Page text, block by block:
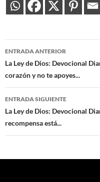
Navegación
de
entradas
ENTRADA ANTERIOR
La Ley de Dios: Devocional
corazón y no te apoyes...
ENTRADA SIGUIENTE
La Ley de Dios: Devocional
recompensa está...